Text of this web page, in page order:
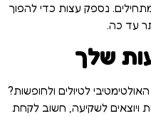
מתחילים. נספק עצות כדי להפוך
עד כה.
שלך
לטיולים ולחופשות?
ויוצאים לשקיעה, חשוב לקחת